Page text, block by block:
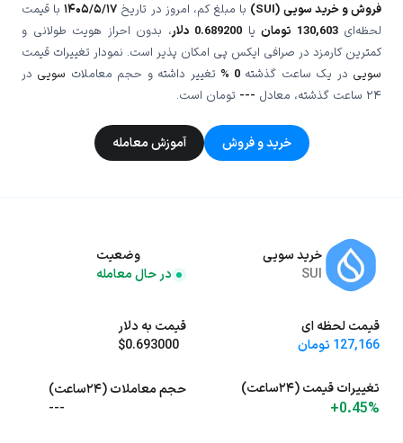
فروش و خرید سویی (SUI) با مبلغ کم، امروز در تاریخ ۱۴۰۵/۵/۱۷با قیمت
لحظه‌ای130,603 تومان یا 0.689200 دلار، بدون احراز هویت طولانی و
کمترین کارمزد در صرافی ایکس پی امکان پذیر است. نمودار تغییرات قیمت
سویی در یک ساعت گذشته0 % تغییر داشته و حجم معاملات سویی در
۲۴ ساعت گذشته، معادل
--- تومان است.
خرید و فروش آموزش معامله
خرید سویی
SUI
وضعیت
در حال معامله
قیمت لحظه ای
127,166 تومان
قیمت به دلار
$0.693000
تغییرات قیمت (۲۴ساعت)
+0.45%
حجم معاملات (۲۴ساعت)
---